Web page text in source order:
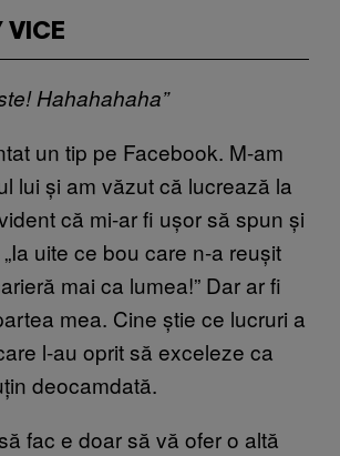
VICE
Hahahahaha”
un tip pe Facebook. M-am
lui și am văzut că lucrează la
că mi-ar fi ușor să spun și
uite ce bou care n-a reușit
mai ca lumea!” Dar ar fi
mea. Cine știe ce lucruri a
l-au oprit să exceleze ca
deocamdată.
fac e doar să vă ofer o altă